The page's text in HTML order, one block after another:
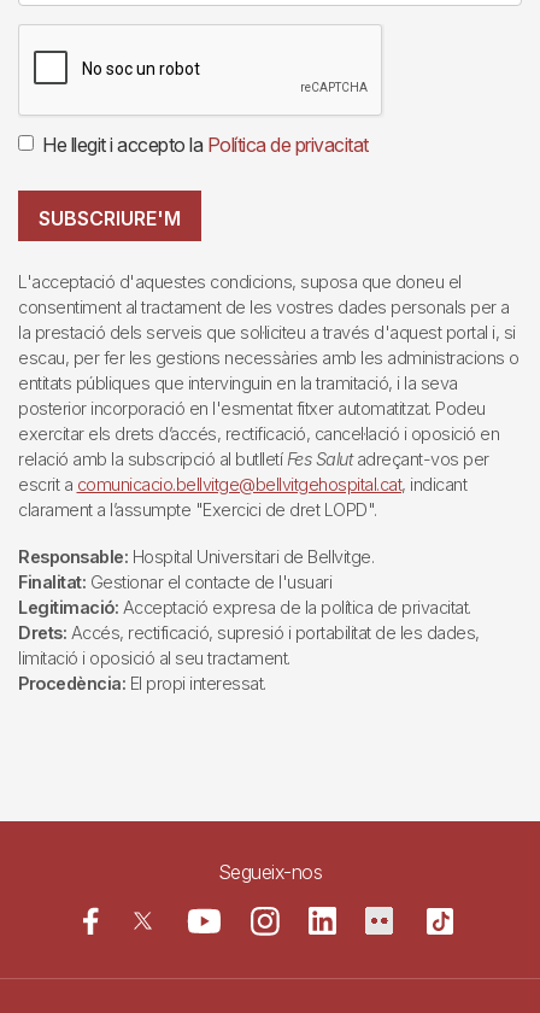
He llegit i accepto la Política de privacitat
SUBSCRIURE'M
L'acceptació d'aquestes condicions, suposa que doneu el
consentiment al tractament de les vostres dades personals per a
la prestació dels serveis que sol·liciteu a través d'aquest portal i, si
escau, per fer les gestions necessàries amb les administracions o
entitats públiques que intervinguin en la tramitació, i la seva
posterior incorporació en l'esmentat fitxer automatitzat. Podeu
exercitar els drets d’accés, rectificació, cancel·lació i oposició en
relació amb la subscripció al butlletí Fes Salutadreçant-vos per
escrit a comunicacio.bellvitge@bellvitgehospital.cat, indicant
clarament a l’assumpte "Exercici de dret LOPD".
Responsable: Hospital Universitari de Bellvitge.
Finalitat: Gestionar el contacte de l'usuari
Legitimació: Acceptació expresa de la política de privacitat.
Drets: Accés, rectificació, supresió i portabilitat de les dades,
limitació i oposició al seu tractament.
Procedència: El propi interessat.
Segueix-nos